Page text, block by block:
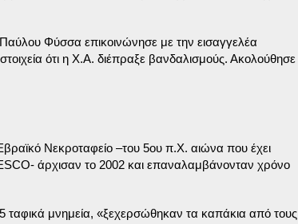
Φύσσα επικοινώνησε με την εισαγγελέα
ότι η Χ.Α. διέπραξε βανδαλισμούς. Ακολούθησε
Νεκροταφείο –του 5ου π.Χ. αιώνα που έχει
άρχισαν το 2002 και επαναλαμβάνονταν χρόνο
μνημεία, «ξεχερσώθηκαν τα καπάκια από τους